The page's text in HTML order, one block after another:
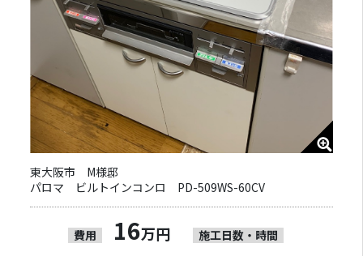
東大阪市 M様邸
パロマ ビルトインコンロ PD-509WS-60CV
費用 16万円 施工日数・時間